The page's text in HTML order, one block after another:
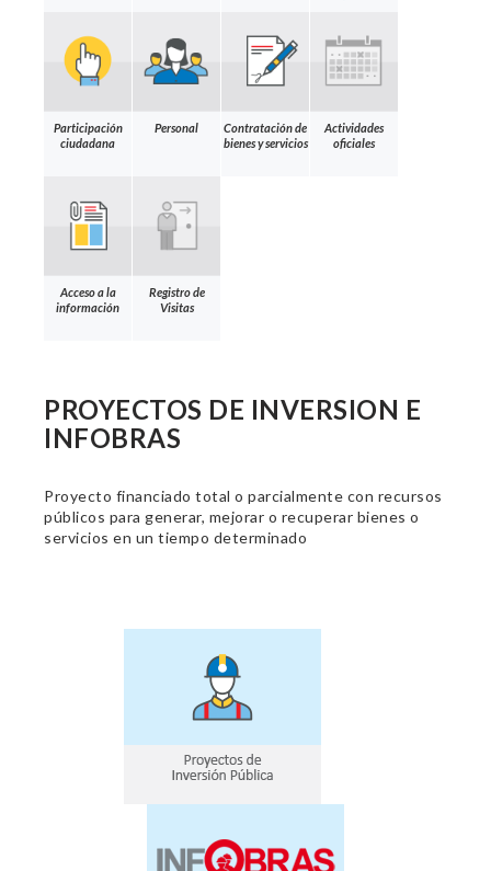
Participación
ciudadana
Personal
Contratación de
bienes y servicios
Actividades
oficiales
Acceso a la
información
Registro de
Visitas
PROYECTOS DE INVERSION E
INFOBRAS
Proyecto financiado total o parcialmente con recursos
públicos para generar, mejorar o recuperar bienes o
servicios en un tiempo determinado